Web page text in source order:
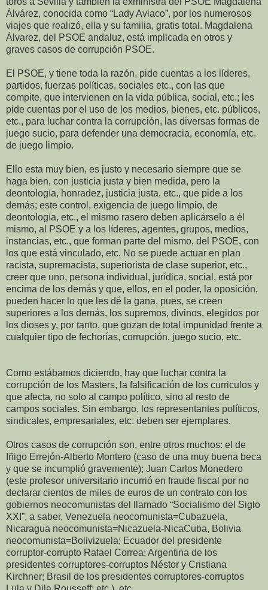
Álvárez, conocida como “Lady Aviaco”, por los numerosos
viajes que realizó, ella y su familia, gratis total. Magdalena
Álvarez, del PSOE andaluz, está implicada en otros y
graves casos de corrupción PSOE.
El PSOE, y tiene toda la razón, pide cuentas a los líderes,
partidos, fuerzas políticas, sociales etc., con las que
compite, que intervienen en la vida pública, social, etc.; les
pide cuentas por el uso de los medios, bienes, etc. públicos,
etc., para luchar contra la corrupción, las diversas formas de
juego sucio, para defender una democracia, economía, etc.
de juego limpio.
Ello esta muy bien, es justo y necesario siempre que se
haga bien, con justicia justa y bien medida, pero la
deontología, honradez, justicia justa, etc., que pide a los
demás; este control, exigencia de juego limpio, de
deontología, etc., el mismo rasero deben aplicárselo a él
mismo, al PSOE y a los líderes, agentes, grupos, medios,
instancias, etc., que forman parte del mismo, del PSOE, con
los que está vinculado, etc. No se puede actuar en plan
racista, supremacista, superiorista de clase superior, etc.,
creer que uno, persona individual, jurídica, social, está por
encima de los demás y que, ellos, en el poder, la oposición,
pueden hacer lo que les dé la gana, pues, se creen
superiores a los demás, los supremos, divinos, elegidos por
los dioses y, por tanto, que gozan de total impunidad frente a
cualquier tipo de fechorías, corrupción, juego sucio, etc.
Como estábamos diciendo, hay que luchar contra la
corrupción de los Masters, la falsificación de los curriculos y
que afecta, no solo al campo político, sino al resto de
campos sociales. Sin embargo, los representantes políticos,
sindicales, empresariales, etc. deben ser ejemplares.
Otros casos de corrupción son, entre otros muchos: el de
Iñigo Errejón-Alberto Montero (caso de una muy buena beca
y que se incumplió gravemente); Juan Carlos Monedero
(este profesor universitario incurrió en fraude fiscal por no
declarar cientos de miles de euros de un contrato con los
gobiernos neocomunistas del llamado “Socialismo del Siglo
XXI”, a saber, Venezuela neocomunista=Cubazuela,
Nicaragua neocomunista=Nicazuela-NicaCuba, Bolivia
neocomunista=Bolivizuela; Ecuador del presidente
corruptor-corrupto Rafael Correa; Argentina de los
presidentes corruptores-corruptos Néstor y Cristiana
Kirchner; Brasil de los presidentes corruptores-corruptos